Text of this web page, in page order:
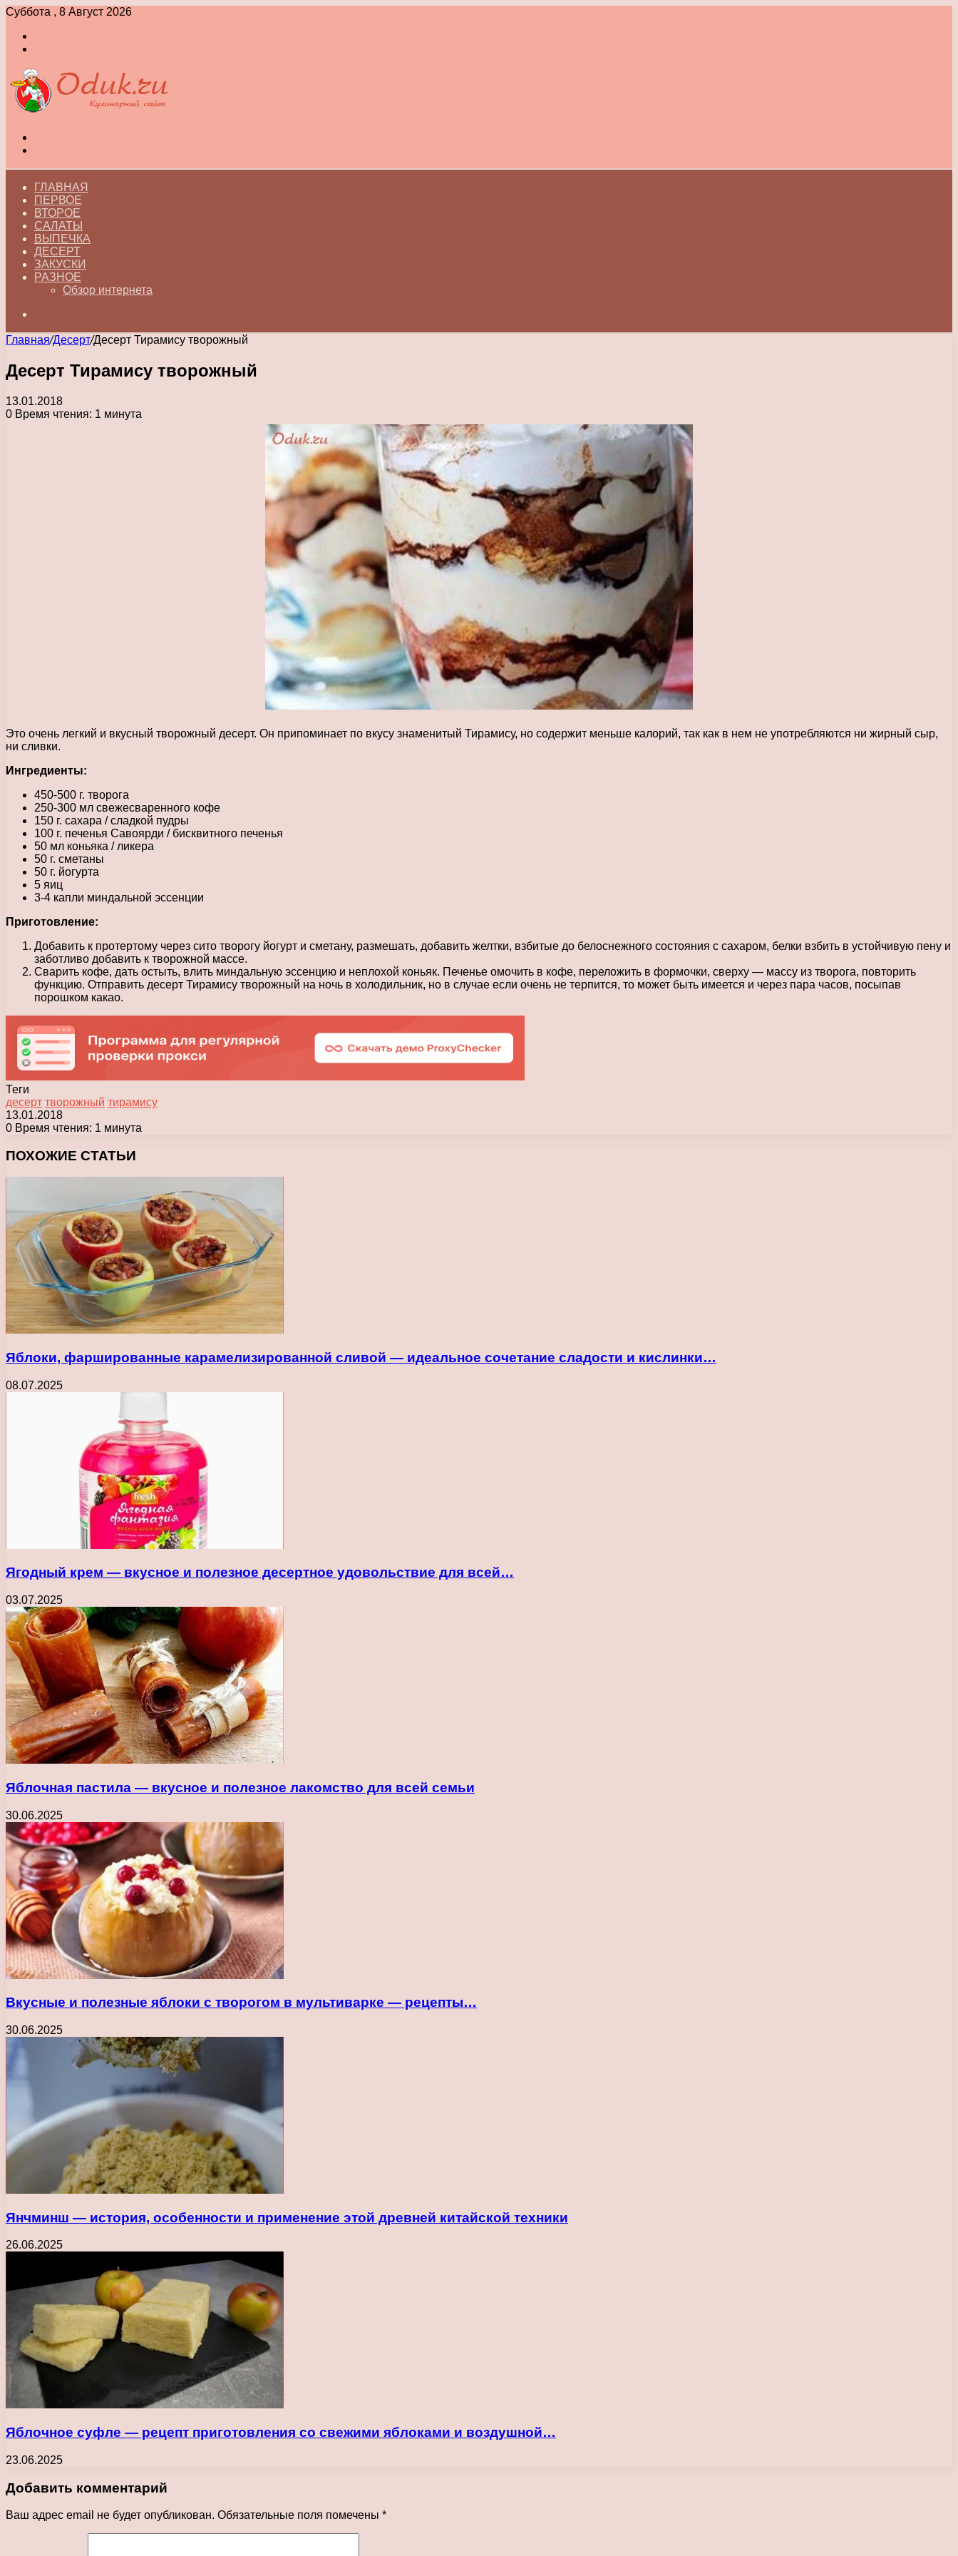
Суббота , 8 Август 2026
ГЛАВНАЯ
ПЕРВОЕ
ВТОРОЕ
САЛАТЫ
ВЫПЕЧКА
ДЕСЕРТ
ЗАКУСКИ
РАЗНОЕ
Обзор интернета
Главная/Десерт/Десерт Тирамису творожный
Десерт Тирамису творожный
13.01.2018
0 Время чтения: 1 минута
Это очень легкий и вкусный творожный десерт. Он припоминает по вкусу знаменитый Тирамису, но содержит меньше калорий, так как в нем не употребляются ни жирный сыр,
ни сливки.
Ингредиенты:
450-500 г. творога
250-300 мл свежесваренного кофе
150 г. сахара / сладкой пудры
100 г. печенья Савоярди / бисквитного печенья
50 мл коньяка / ликера
50 г. сметаны
50 г. йогурта
5 яиц
3-4 капли миндальной эссенции
Приготовление:
Добавить к протертому через сито творогу йогурт и сметану, размешать, добавить желтки, взбитые до белоснежного состояния с сахаром, белки взбить в устойчивую пену и
заботливо добавить к творожной массе.
Сварить кофе, дать остыть, влить миндальную эссенцию и неплохой коньяк. Печенье омочить в кофе, переложить в формочки, сверху — массу из творога, повторить
функцию. Отправить десерт Тирамису творожный на ночь в холодильник, но в случае если очень не терпится, то может быть имеется и через пара часов, посыпав
порошком какао.
Теги
десерт творожный тирамису
13.01.2018
0 Время чтения: 1 минута
ПОХОЖИЕ СТАТЬИ
Яблоки, фаршированные карамелизированной сливой — идеальное сочетание сладости и кислинки…
08.07.2025
Ягодный крем — вкусное и полезное десертное удовольствие для всей…
03.07.2025
Яблочная пастила — вкусное и полезное лакомство для всей семьи
30.06.2025
Вкусные и полезные яблоки с творогом в мультиварке — рецепты…
30.06.2025
Янчминш — история, особенности и применение этой древней китайской техники
26.06.2025
Яблочное суфле — рецепт приготовления со свежими яблоками и воздушной…
23.06.2025
Добавить комментарий
Ваш адрес email не будет опубликован. Обязательные поля помечены *